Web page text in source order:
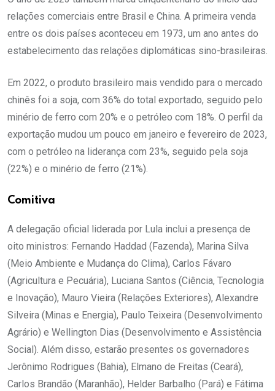
relações comerciais entre Brasil e China. A primeira venda
entre os dois países aconteceu em 1973, um ano antes do
estabelecimento das relações diplomáticas sino-brasileiras.
Em 2022, o produto brasileiro mais vendido para o mercado
chinês foi a soja, com 36% do total exportado, seguido pelo
minério de ferro com 20% e o petróleo com 18%. O perfil da
exportação mudou um pouco em janeiro e fevereiro de 2023,
com o petróleo na liderança com 23%, seguido pela soja
(22%) e o minério de ferro (21%).
Comitiva
A delegação oficial liderada por Lula inclui a presença de
oito ministros: Fernando Haddad (Fazenda), Marina Silva
(Meio Ambiente e Mudança do Clima), Carlos Fávaro
(Agricultura e Pecuária), Luciana Santos (Ciência, Tecnologia
e Inovação), Mauro Vieira (Relações Exteriores), Alexandre
Silveira (Minas e Energia), Paulo Teixeira (Desenvolvimento
Agrário) e Wellington Dias (Desenvolvimento e Assistência
Social). Além disso, estarão presentes os governadores
Jerônimo Rodrigues (Bahia), Elmano de Freitas (Ceará),
Carlos Brandão (Maranhão), Helder Barbalho (Pará) e Fátima